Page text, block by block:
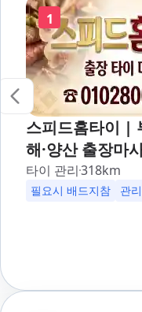
1
스피드홈타이 |
해·양산 출장마
24시 카드가능
광안리,남포동,
타이 관리318km
필요시 배드지참 관